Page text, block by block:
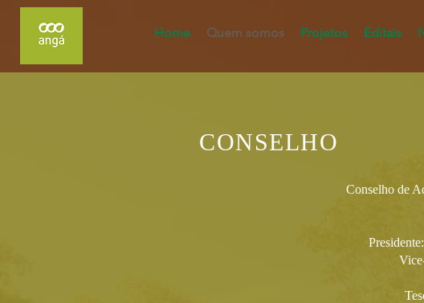
Home Quem somos Projetos Editais
CONSELHO
Conselho de